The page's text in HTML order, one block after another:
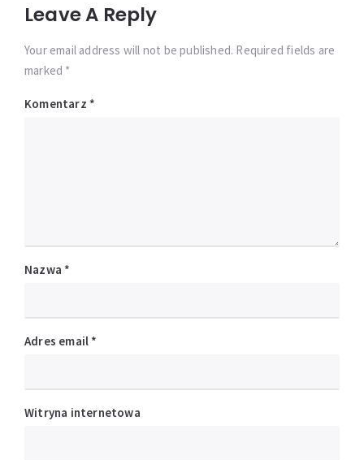
Leave A Reply
Your email address will not be published. Required fields are
marked *
Komentarz *
Nazwa *
Adres email *
Witryna internetowa